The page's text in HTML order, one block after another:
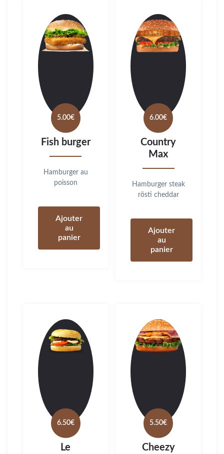
5.00€
Fish burger
Hamburger au
poisson
Ajouter
au
panier
6.00€
Country
Max
Hamburger steak
rösti cheddar
Ajouter
au
panier
6.50€
Le
5.50€
Cheezy